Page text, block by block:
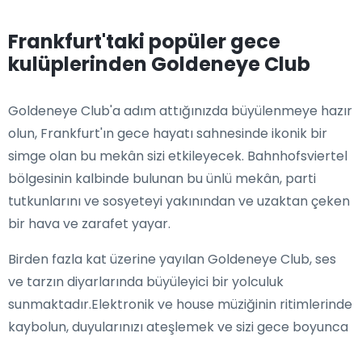
Frankfurt'taki popüler gece
kulüplerinden Goldeneye Club
Goldeneye Club'a adım attığınızda büyülenmeye hazır
olun, Frankfurt'ın gece hayatı sahnesinde ikonik bir
simge olan bu mekân sizi etkileyecek. Bahnhofsviertel
bölgesinin kalbinde bulunan bu ünlü mekân, parti
tutkunlarını ve sosyeteyi yakınından ve uzaktan çeken
bir hava ve zarafet yayar.
Birden fazla kat üzerine yayılan Goldeneye Club, ses
ve tarzın diyarlarında büyüleyici bir yolculuk
sunmaktadır.Elektronik ve house müziğinin ritimlerinde
kaybolun, duyularınızı ateşlemek ve sizi gece boyunca